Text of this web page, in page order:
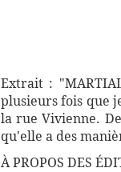
Extrait :
plusieurs fois que
la rue Vivienne.
qu'elle a des
À PROPOS DES